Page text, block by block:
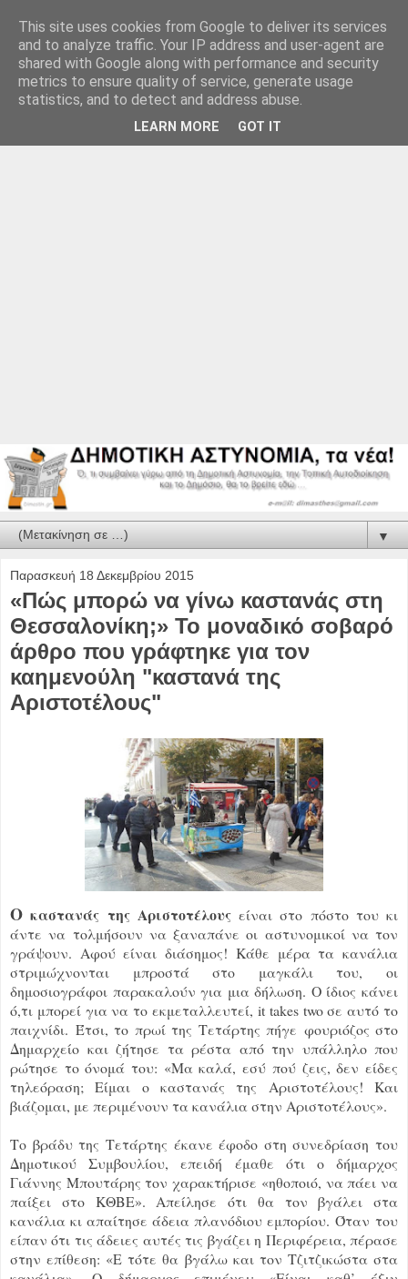
▼
Παρασκευή 18 Δεκεμβρίου 2015
«Πώς μπορώ να γίνω καστανάς στη
Θεσσαλονίκη;» Το μοναδικό σοβαρό
άρθρο που γράφτηκε για τον
καημενούλη "καστανά της
Αριστοτέλους"
Ο καστανάς της Αριστοτέλουςείναι στο πόστο του κι
άντε να τολμήσουν να ξαναπάνε οι αστυνομικοί να τον
γράψουν. Αφού είναι διάσημος! Κάθε μέρα τα κανάλια
στριμώχνονται μπροστά στο μαγκάλι του, οι
δημοσιογράφοι παρακαλούν για μια δήλωση. Ο ίδιος κάνει
ό,τι μπορεί για να το εκμεταλλευτεί, it takes two σε αυτό το
παιχνίδι. Έτσι, το πρωί της Τετάρτης πήγε φουριόζος στο
Δημαρχείο και ζήτησε τα ρέστα από την υπάλληλο που
ρώτησε το όνομά του: «Μα καλά, εσύ πού ζεις, δεν είδες
τηλεόραση; Είμαι ο καστανάς της Αριστοτέλους! Και
βιάζομαι, με περιμένουν τα κανάλια στην Αριστοτέλους».
Το βράδυ της Τετάρτης έκανε έφοδο στη συνεδρίαση του
Δημοτικού Συμβουλίου, επειδή έμαθε ότι ο δήμαρχος
Γιάννης Μπουτάρης τον χαρακτήρισε «ηθοποιό, να πάει να
παίξει στο ΚΘΒΕ». Απείλησε ότι θα τον βγάλει στα
κανάλια κι απαίτησε άδεια πλανόδιου εμπορίου. Όταν του
είπαν ότι τις άδειες αυτές τις βγάζει η Περιφέρεια, πέρασε
στην επίθεση: «Ε τότε θα βγάλω και τον Τζιτζικώστα στα
This site uses cookies from Google to deliver its services
and to analyze traffic. Your IP address and user-agent are
shared with Google along with performance and security
metrics to ensure quality of service, generate usage
statistics, and to detect and address abuse.
LEARN MORE GOT IT